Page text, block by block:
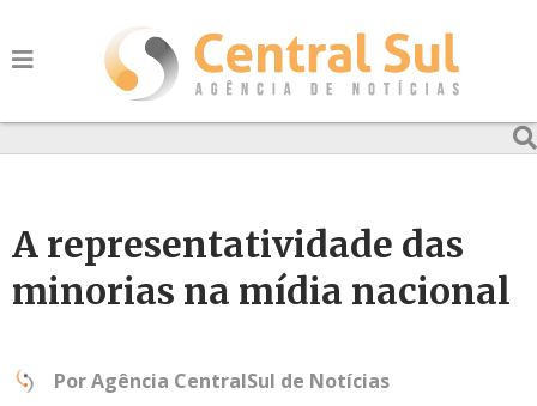
A representatividade das
minorias na mídia nacional
PorAgência CentralSul de Notícias